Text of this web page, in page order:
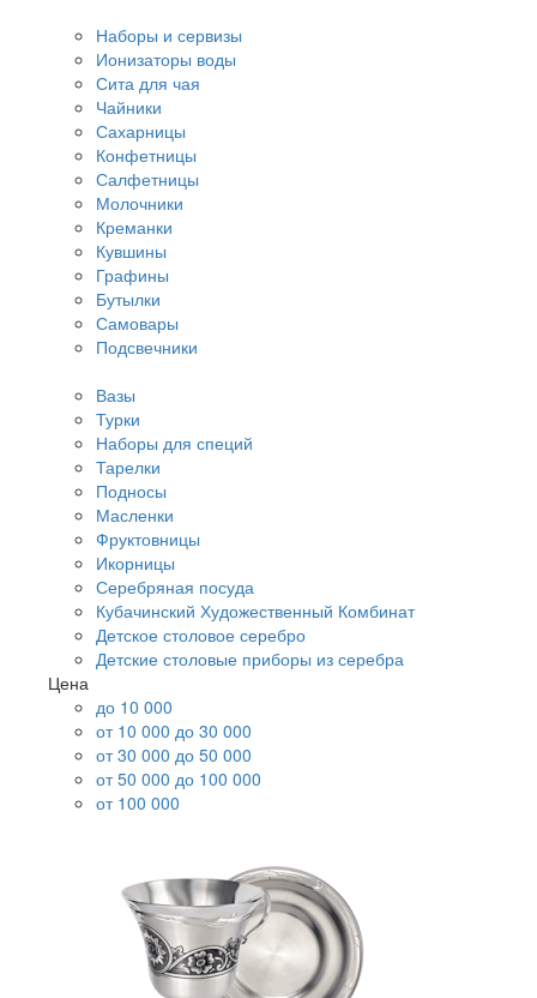
Наборы и сервизы
Ионизаторы воды
Сита для чая
Чайники
Сахарницы
Конфетницы
Салфетницы
Молочники
Креманки
Кувшины
Графины
Бутылки
Самовары
Подсвечники
Вазы
Турки
Наборы для специй
Тарелки
Подносы
Масленки
Фруктовницы
Икорницы
Серебряная посуда
Кубачинский Художественный Комбинат
Детское столовое серебро
Детские столовые приборы из серебра
Цена
до 10 000
от 10 000 до 30 000
от 30 000 до 50 000
от 50 000 до 100 000
от 100 000